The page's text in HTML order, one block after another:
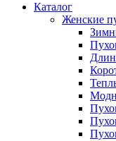
Каталог
Женские